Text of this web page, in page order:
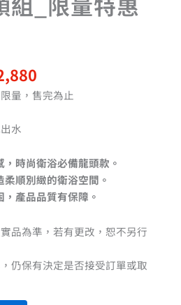
量，售完為止
水
時尚衛浴必備龍頭款。
順別緻的衛浴空間。
產品品質有保障。
品為準，若有更改，恕不另行
仍保有決定是否接受訂單或取